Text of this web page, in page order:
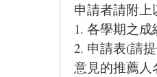
申請者請附上
1. 各學期之成
2. 申請表(請
意見的推薦人